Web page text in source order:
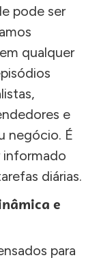
pode ser
qualquer
e
negócio. É
informado
diárias.
e
para